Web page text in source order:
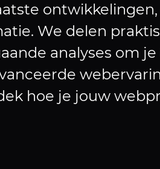
We delen
analyses om
hoe je jouw